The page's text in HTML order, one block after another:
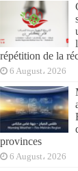
répétition de la
6 August، 2026
provinces
6 August، 2026